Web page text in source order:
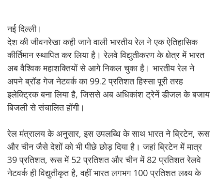
नई दिल्ली।
देश की जीवनरेखा कही जाने वाली भारतीय रेल ने एक ऐतिहासिक
कीर्तिमान स्थापित कर लिया है। रेलवे विद्युतीकरण के क्षेत्र में भारत
अब वैश्विक महाशक्तियों से आगे निकल चुका है। भारतीय रेल ने
अपने ब्रॉड गेज नेटवर्क का 99.2 प्रतिशत हिस्सा पूरी तरह
इलेक्ट्रिक बना लिया है, जिससे अब अधिकांश ट्रेनें डीजल के बजाय
बिजली से संचालित होंगी।
रेल मंत्रालय के अनुसार, इस उपलब्धि के साथ भारत ने ब्रिटेन, रूस
और चीन जैसे देशों को भी पीछे छोड़ दिया है। जहां ब्रिटेन में मात्र
39 प्रतिशत, रूस में 52 प्रतिशत और चीन में 82 प्रतिशत रेलवे
नेटवर्क ही विद्युतीकृत है, वहीं भारत लगभग 100 प्रतिशत लक्ष्य के